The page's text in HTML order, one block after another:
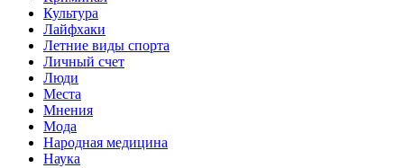
Культура
Лайфхаки
Летние виды спорта
Личный счет
Люди
Места
Мнения
Мода
Народная медицина
Наука